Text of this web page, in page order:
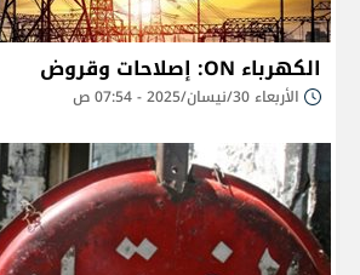
الكهرباء ON: إصلاحات وقروض
الأربعاء 30/نيسان/2025 - 07:54 ص